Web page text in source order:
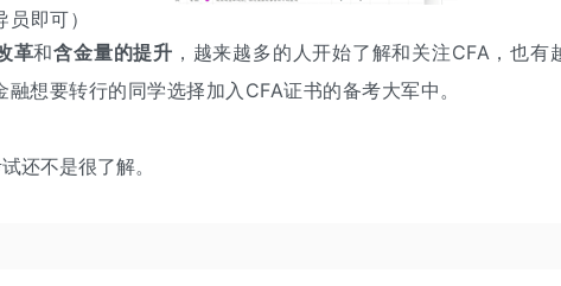
即可）
革和含金量的提升 ，越来越多的人开始了解和关注CFA，也有
想要转行的同学选择加入CFA证书的备考大军中。
还不是很了解。